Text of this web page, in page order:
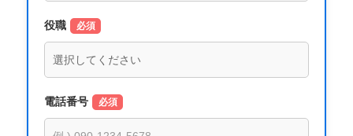
役職 必須
電話番号 必須